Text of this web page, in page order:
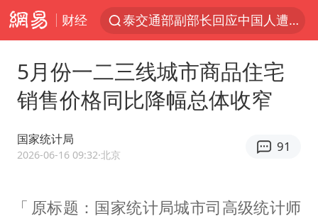
财经
1岁宝宝碰坏纸巾盒 宝妈被索赔924元
Meta被判支付5.67亿美元
日本广岛民众举行游行反对政府行径
5月份一二三线城市商品住宅
销售价格同比降幅总体收窄
国家统计局
2026-06-16 09:32·北京
91
原标题：国家统计局城市司高级统计师